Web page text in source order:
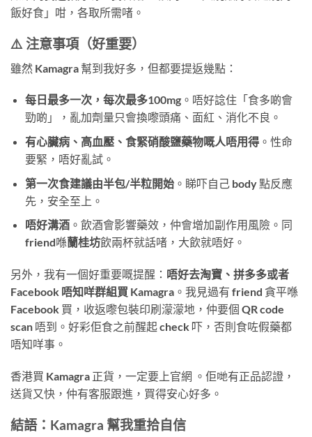
飯好食」咁，各取所需啫。
⚠️ 注意事項（好重要）
雖然 Kamagra 幫到我好多，但都要提返幾點：
每日最多一次，每次最多100mg。唔好諗住「食多啲會
勁啲」，亂加劑量只會換嚟頭痛、面紅、消化不良。
有心臟病、高血壓、食緊硝酸鹽藥物嘅人唔用得。性命
要緊，唔好亂試。
第一次食建議由半包/半粒開始。睇吓自己 body 點反應
先，安全至上。
唔好溝酒。飲酒會影響藥效，仲會增加副作用風險。同
friend喺蘭桂坊飲兩杯就話啫，大飲就唔好。
另外，我有一個好重要嘅提醒： 唔好去淘寶、拼多多或者
Facebook 唔知咩群組買 Kamagra 。我見過有 friend 貪平喺
Facebook 買，收返嚟包裝印刷濛濛地，仲要個 QR code
scan 唔到。好彩佢食之前醒起 check 吓，否則食咗假藥都
唔知咩事。
香港買 Kamagra 正貨，一定要上官網 。佢哋有正品認證，
送貨又快，仲有客服跟進，買得安心好多。
結語：Kamagra 幫我重拾自信